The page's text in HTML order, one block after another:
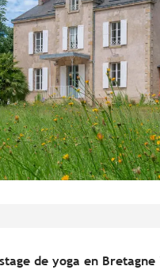
de yoga en